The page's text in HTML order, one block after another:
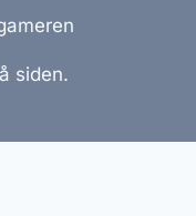
siden.